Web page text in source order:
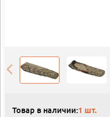
Товар в наличии:1 шт.